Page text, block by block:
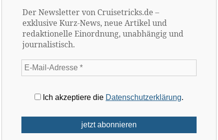
Der Newsletter von Cruisetricks.de –
exklusive Kurz-News, neue Artikel und
redaktionelle Einordnung, unabhängig und
journalistisch.
Ich akzeptiere die Datenschutzerklärung.